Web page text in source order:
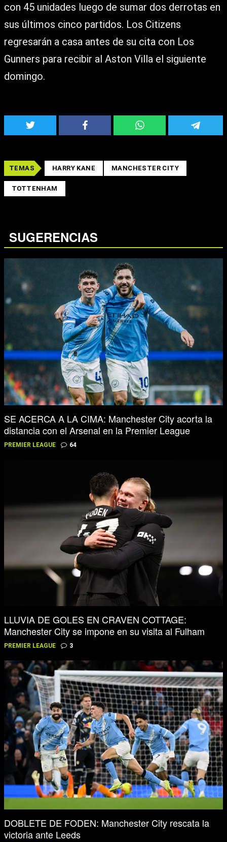
con 45 unidades luego de sumar dos derrotas en
sus últimos cinco partidos. Los Citizens
regresarán a casa antes de su cita con Los
Gunners para recibir al Aston Villa el siguiente
domingo.
TEMAS HARRY KANE MANCHESTER CITY
TOTTENHAM
SUGERENCIAS
SE ACERCA A LA CIMA: Manchester City acorta la
distancia con el Arsenal en la Premier League
PREMIER LEAGUE 64
LLUVIA DE GOLES EN CRAVEN COTTAGE:
Manchester City se impone en su visita al Fulham
PREMIER LEAGUE 3
DOBLETE DE FODEN: Manchester City rescata la
victoria ante Leeds